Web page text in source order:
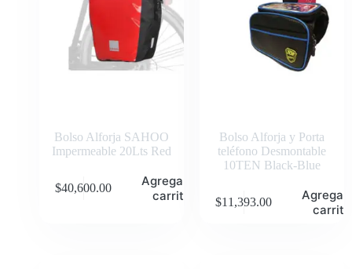
Bolso Alforja SAHOO
Impermeable 20Lts Red
$40,600.00
Agregar al
carrito
Bolso Alforja y Porta
teléfono Desmontable
10TEN Black-Blue
$11,393.00
Agregar
carrito